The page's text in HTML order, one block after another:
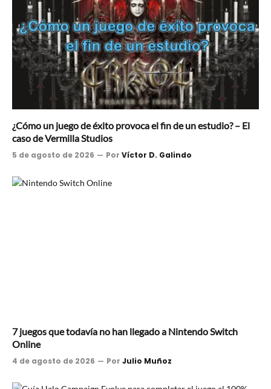
¿Cómo un juego de éxito provoca el fin de un estudio? – El
caso de Vermilla Studios
5 de agosto de 2026 Por Víctor D. Galindo
7 juegos que todavía no han llegado a Nintendo Switch
Online
4 de agosto de 2026 Por Julio Muñoz